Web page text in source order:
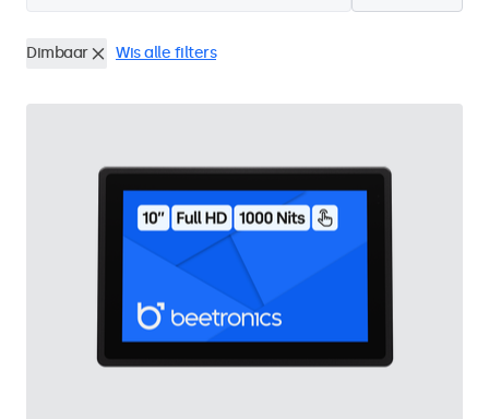
Dimbaar Wis alle filters